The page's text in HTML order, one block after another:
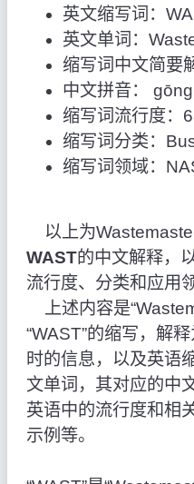
英文缩写词：
英文单词：
缩写词中文简要
中文拼音：
缩写词流行度：
缩写词分类：
缩写词领域：
以上为
WAST的中文解释，
流行度、分类和应用
上述内容是
“WAST”的缩写，解
时的信息，以及英语
文单词，其对应的中
英语中的流行度和相
示例等。